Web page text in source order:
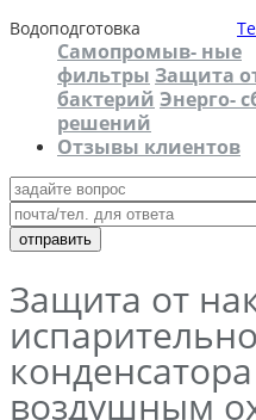
Водоподготовка
Самопромыв- ные
фильтры Защита
бактерий Энерго-
решений
Отзывы клиентов
Защита от
воздушным